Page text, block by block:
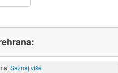
Saznaj više.